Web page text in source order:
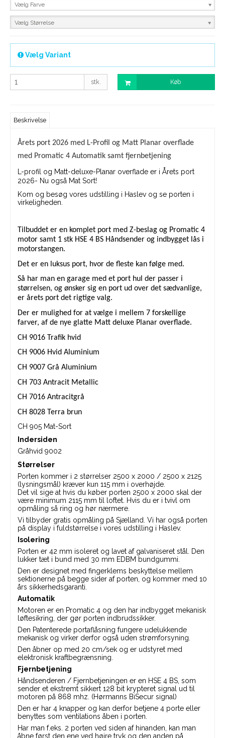
Vælg Farve
Vælg Størrelse
Vælg Variant
stk. Køb
Beskrivelse
Årets port 2026 med L-Profil og Matt Planar overflade
med Promatic 4 Automatik samt fjernbetjening
L-profil og Matt-deluxe-Planar overflade er i Årets port
2026- Nu også Mat Sort!
Kom og besøg vores udstilling i Haslev og se porten i
virkeligheden.
Tilbuddet er en komplet port med Z-beslag og Promatic 4
motor samt 1 stk HSE 4 BS Håndsender og indbygget lås i
motorstangen.
Det er en luksus port, hvor de fleste kan følge med.
Så har man en garage med et port hul der passer i
størrelsen, og ønsker sig en port ud over det sædvanlige,
er årets port det rigtige valg.
Der er mulighed for at vælge i mellem 7 forskellige
farver, af de nye glatte Matt deluxe Planar overflade.
CH 9016 Trafik hvid
CH 9006 Hvid Aluminium
CH 9007 Grå Aluminium
CH 703 Antracit Metallic
CH 7016 Antracitgrå
CH 8028 Terra brun
CH 905 Mat-Sort
Indersiden
Gråhvid 9002
Størrelser
Porten kommer i 2 størrelser 2500 x 2000 / 2500 x 2125
(lysningsmål) kræver kun 115 mm i overhøjde.
Det vil sige at hvis du køber porten 2500 x 2000 skal der
være minimum 2115 mm til loftet. Hvis du er i tvivl om
opmåling så ring og hør nærmere.
Vi tilbyder gratis opmåling på Sjælland. Vi har også porten
på display i fuldstørrelse i vores udstilling i Haslev.
Isolering
Porten er 42 mm isoleret og lavet af galvaniseret stål. Den
lukker tæt i bund med 30 mm EDBM bundgummi.
Den er designet med fingerklems beskyttelse mellem
sektionerne på begge sider af porten, og kommer med 10
års sikkerhedsgaranti.
Automatik
Motoren er en Promatic 4 og den har indbygget mekanisk
løftesikring, der gør porten indbrudssikker.
Den Patenterede portaflåsning fungere udelukkende
mekanisk og virker derfor også uden strømforsyning.
Den åbner op med 20 cm/sek og er udstyret med
elektronisk kraftbegrænsning.
Fjernbetjening
Håndsenderen / Fjernbetjeningen er en HSE 4 BS, som
sender et ekstremt sikkert 128 bit krypteret signal ud til
motoren på 868 mhz. (Hørmanns BiSecur signal)
Den er har 4 knapper og kan derfor betjene 4 porte eller
benyttes som ventilations åben i porten.
Har man f.eks. 2 porten ved siden af hinanden, kan man
åbne først den ene ved højre tryk og den anden på